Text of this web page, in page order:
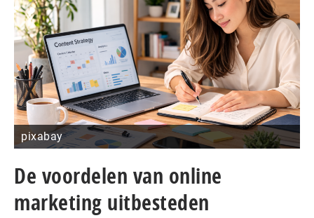
pixabay
De voordelen van online
marketing uitbesteden